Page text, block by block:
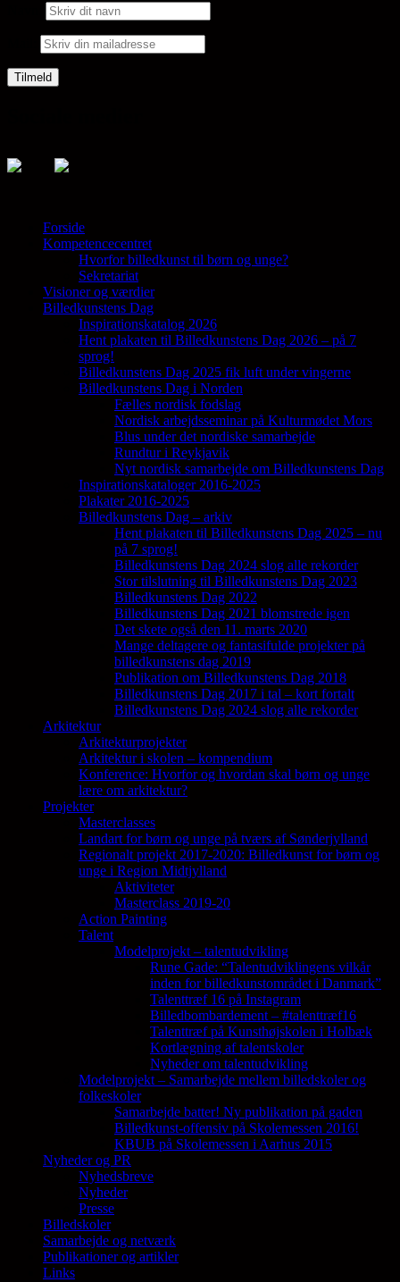
Samler en lang række aktører på tværs af
den billedkunstneriske fødekæde
Forside
Kompetencecentret
Hvorfor billedkunst til børn og unge?
Sekretariat
Visioner og værdier
Billedkunstens Dag
Inspirationskatalog 2026
Hent plakaten til Billedkunstens Dag 2026 – på 7
sprog!
Billedkunstens Dag 2025 fik luft under vingerne
Billedkunstens Dag i Norden
Fælles nordisk fodslag
Nordisk arbejdsseminar på Kulturmødet Mors
Blus under det nordiske samarbejde
Rundtur i Reykjavik
Nyt nordisk samarbejde om Billedkunstens Dag
Inspirationskataloger 2016-2025
Plakater 2016-2025
Billedkunstens Dag – arkiv
Hent plakaten til Billedkunstens Dag 2025 – nu
på 7 sprog!
Billedkunstens Dag 2024 slog alle rekorder
Stor tilslutning til Billedkunstens Dag 2023
Billedkunstens Dag 2022
Billedkunstens Dag 2021 blomstrede igen
Det skete også den 11. marts 2020
Mange deltagere og fantasifulde projekter på
billedkunstens dag 2019
Publikation om Billedkunstens Dag 2018
Billedkunstens Dag 2017 i tal – kort fortalt
Billedkunstens Dag 2024 slog alle rekorder
Arkitektur
Arkitekturprojekter
Arkitektur i skolen – kompendium
Konference: Hvorfor og hvordan skal børn og unge
lære om arkitektur?
Projekter
Masterclasses
Landart for børn og unge på tværs af Sønderjylland
Regionalt projekt 2017-2020: Billedkunst for børn og
unge i Region Midtjylland
Aktiviteter
Masterclass 2019-20
Action Painting
Talent
Modelprojekt – talentudvikling
Rune Gade: “Talentudviklingens vilkår
inden for billedkunstområdet i Danmark”
Talenttræf 16 på Instagram
Billedbombardement – #talenttræf16
Talenttræf på Kunsthøjskolen i Holbæk
Kortlægning af talentskoler
Nyheder om talentudvikling
Modelprojekt – Samarbejde mellem billedskoler og
folkeskoler
Samarbejde batter! Ny publikation på gaden
Billedkunst-offensiv på Skolemessen 2016!
KBUB på Skolemessen i Aarhus 2015
Nyheder og PR
Nyhedsbreve
Nyheder
Presse
Billedskoler
Samarbejde og netværk
Publikationer og artikler
Links